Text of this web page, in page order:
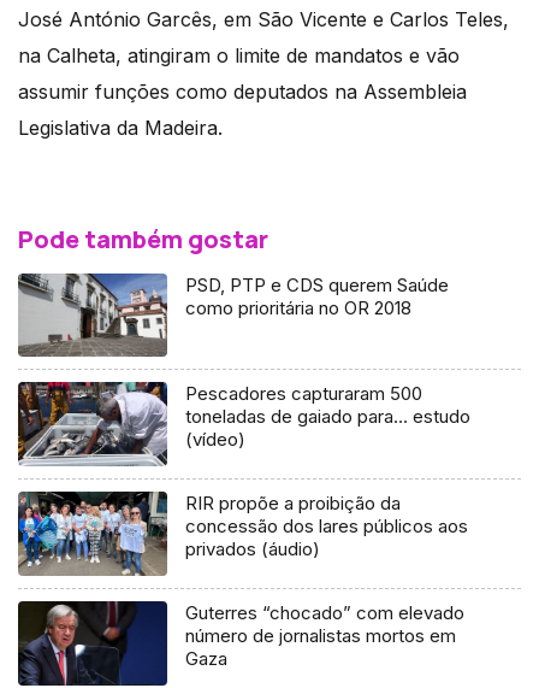
José António Garcês, em São Vicente e Carlos Teles,
na Calheta, atingiram o limite de mandatos e vão
assumir funções como deputados na Assembleia
Legislativa da Madeira.
Pode também gostar
PSD, PTP e CDS querem Saúde
como prioritária no OR 2018
Pescadores capturaram 500
toneladas de gaiado para… estudo
(vídeo)
RIR propõe a proibição da
concessão dos lares públicos aos
privados (áudio)
Guterres “chocado” com elevado
número de jornalistas mortos em
Gaza